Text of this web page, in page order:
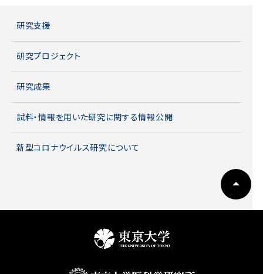
研究支援
研究プロジェクト
研究成果
試料・情報を用いた研究に関する情報公開
新型コロナウイルス研究について